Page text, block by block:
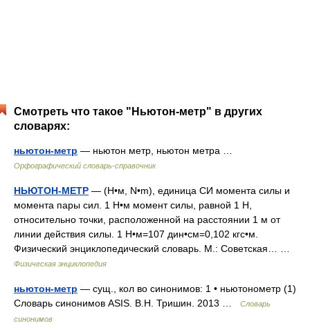
Смотреть что такое "Ньютон-метр" в других
словарях:
ньютон-метр — ньютон метр, ньютон метра …
Орфографический словарь-справочник
НЬЮТОН-МЕТР — (Н•м, N•m), единица СИ момента силы и
момента пары сил. 1 Н•м момент силы, равной 1 Н,
относительно точки, расположенной на расстоянии 1 м от
линии действия силы. 1 Н•м=107 дин•см=0,102 кгс•м.
Физический энциклопедический словарь. М.: Советская… …
Физическая энциклопедия
ньютон-метр — сущ., кол во синонимов: 1 • ньютонометр (1)
Словарь синонимов ASIS. В.Н. Тришин. 2013 …
Словарь
синонимов